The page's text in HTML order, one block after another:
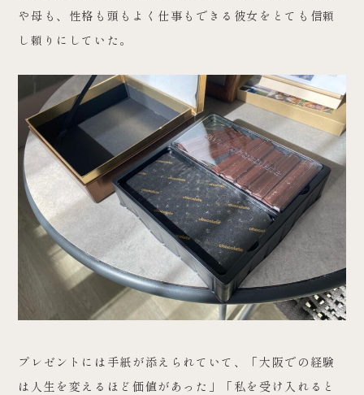
や母も、性格も頭もよく仕事もできる彼女をとても信頼
し頼りにしていた。
プレゼントには手紙が添えられていて、「大阪での経験
は人生を変えるほど価値があった」「私を受け入れると